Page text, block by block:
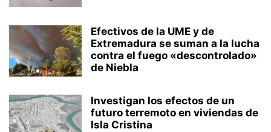
Efectivos de la UME y de
Extremadura se suman a la lucha
contra el fuego «descontrolado»
de Niebla
Investigan los efectos de un
futuro terremoto en viviendas de
Isla Cristina